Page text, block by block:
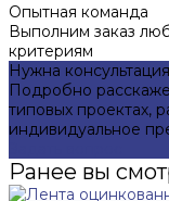
Опытная команда
Выполним заказ
критериям
Нужна
Подробно
типовых проектах,
индивидуальное
Ранее вы